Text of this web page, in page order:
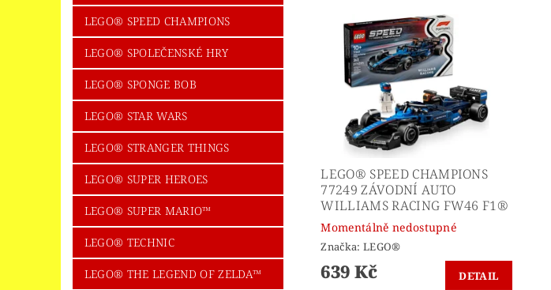
LEGO® SPEED CHAMPIONS
LEGO® SPOLEČENSKÉ HRY
LEGO® SPONGE BOB
LEGO® STAR WARS
LEGO® STRANGER THINGS
LEGO® SUPER HEROES
LEGO® SUPER MARIO™
LEGO® TECHNIC
LEGO® THE LEGEND OF ZELDA™
LEGO® SPEED CHAMPIONS
77249 ZÁVODNÍ AUTO
WILLIAMS RACING FW46 F1®
Momentálně nedostupné
Značka: LEGO®
639 Kč DETAIL